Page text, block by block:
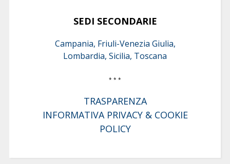
SEDI SECONDARIE
Campania, Friuli-Venezia Giulia,
Lombardia, Sicilia, Toscana
* * *
TRASPARENZA
INFORMATIVA PRIVACY & COOKIE
POLICY